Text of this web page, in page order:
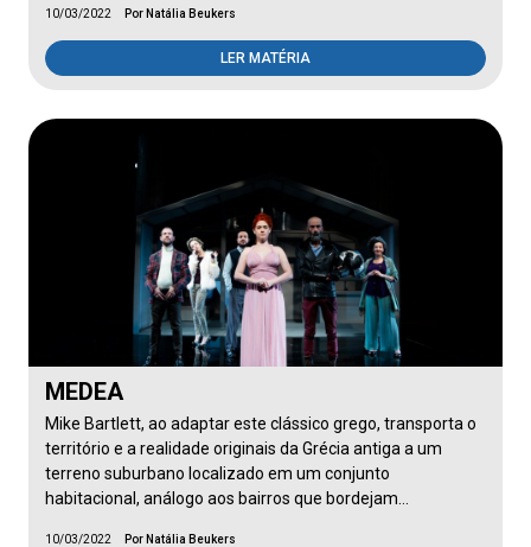
10/03/2022 Por Natália Beukers
LER MATÉRIA
MEDEA
Mike Bartlett, ao adaptar este clássico grego, transporta o
território e a realidade originais da Grécia antiga a um
terreno suburbano localizado em um conjunto
habitacional, análogo aos bairros que bordejam…
10/03/2022 Por Natália Beukers